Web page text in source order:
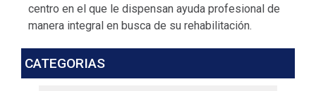
centro en el que le dispensan ayuda profesional de
manera integral en busca de su rehabilitación.
CATEGORIAS